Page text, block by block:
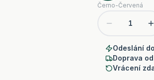
Černo-Červená
1
Odeslání
Doprava
Vrácení